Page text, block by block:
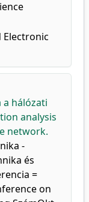
Electronic
hálózati
analysis
network.
-
és
=
on